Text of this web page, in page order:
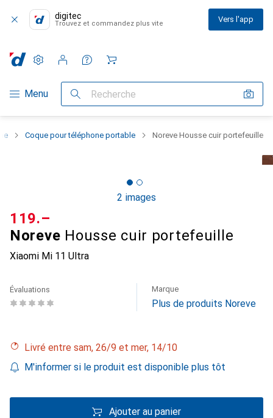
digitec
Trouvez et commandez plus vite Vers l'app
Navigation par catégorie
Menu Recherche
Paramètres
Compte client
Listes de comparaison
Listes d'envies
Panier
Coque pour téléphone portable Noreve Housse cuir portefeuille
2 images
Noreve Housse cuir portefeuille
Xiaomi Mi 11 Ultra
CHF
119.–
Évaluations Marque
Plus de produits Noreve
Livré entre sam, 26/9 et mer, 14/10
M'informer si le produit est disponible plus tôt
Ajouter au panier